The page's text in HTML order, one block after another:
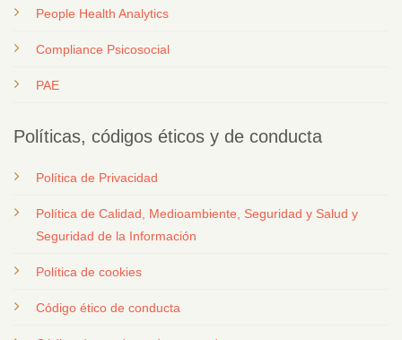
People Health Analytics
Compliance Psicosocial
PAE
Políticas, códigos éticos y de conducta
Política de Privacidad
Política de Calidad, Medioambiente, Seguridad y Salud y
Seguridad de la Información
Política de cookies
Código ético de conducta